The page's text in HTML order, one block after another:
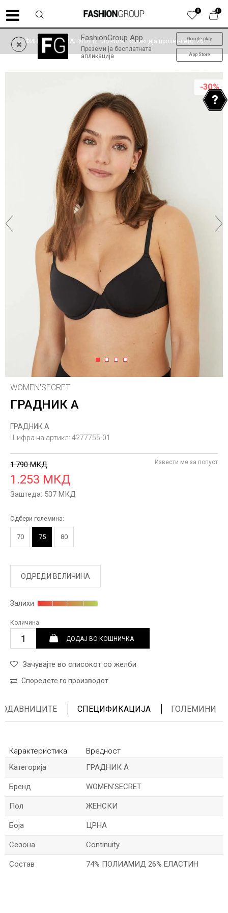
0
0
FashionGroup App
Преземи ја бесплатната
апликација
Google play
App Store
ФИНАЛНО НАМАЛУВАЊЕ до -60% | колекција пролет-лето '26
1 2 3 4
-30%
WOMEN'SECRET
ГРАДНИК А
ГРАДНИК А
Шифра на артикл: 4277755-01
1.790 МКД
1.253 МКД
Заштеда: 537 МКД
Извести ме за попуст
Одбери големина:
70 75 80
ОДРЕДИ ВЕЛИЧИНА
Залихи
Количина:
ДОДАЈ ВО КОШНИЧКА
Зачувајте во списокот со желби
Споредете го производот
СПЕЦИФИКАЦИЈА ГОЛЕМИНИ
Карактеристика
Вредност
Kатегорија
ГРАДНИК А
Бренд WOMEN'SECRET
Пол ЖЕНСКИ
Боја ЦРНА
Сезона Continuity
Состав 74% ПОЛИАМИД 26% ЕЛАСТИН